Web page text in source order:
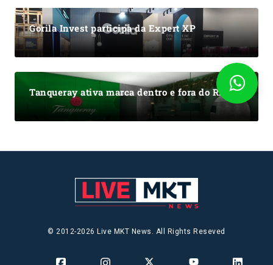
Gorila Invest participa da Expert XP
Tanqueray ativa marca dentro e fora do RiR
© 2012-2026 Live MKT News. All Rights Reseved